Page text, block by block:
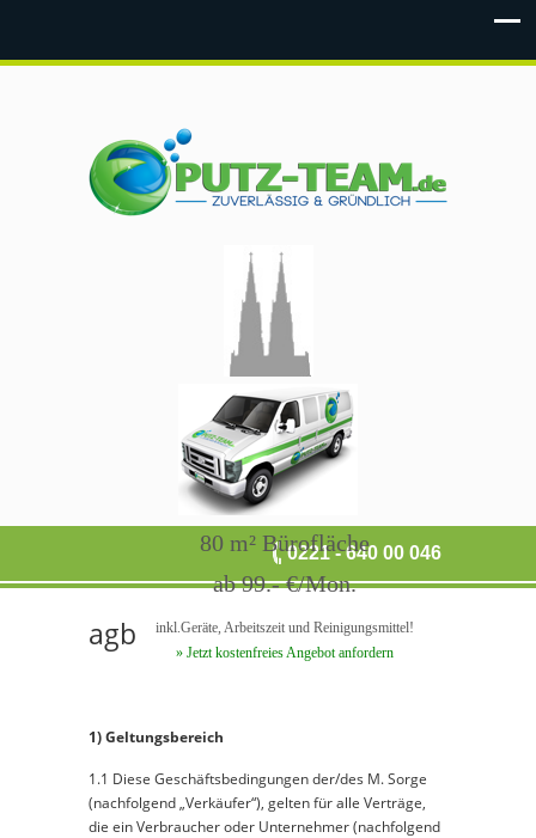
80 m² Bürofläche
ab 99.- €/Mon.
inkl.Geräte, Arbeitszeit und Reinigungsmittel!
» Jetzt kostenfreies Angebot anfordern
0221 - 640 00 046
agb
1) Geltungsbereich
1.1 Diese Geschäftsbedingungen der/des M. Sorge
(nachfolgend „Verkäufer“), gelten für alle Verträge,
die ein Verbraucher oder Unternehmer (nachfolgend